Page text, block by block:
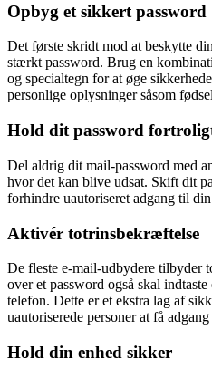
Opbyg et sikkert password
Det første skridt mod at beskytte
stærkt password. Brug en
og specialtegn for at øge
personlige oplysninger såsom
Hold dit password
Del aldrig dit mail-password med
hvor det kan blive udsat. Skift dit
forhindre uautoriseret adgang til
Aktivér totrinsbekræftelse
De fleste e-mail-udbydere tilbyder
over et password også skal
telefon. Dette er et ekstra lag af
uautoriserede personer at få
Hold din enhed sikker